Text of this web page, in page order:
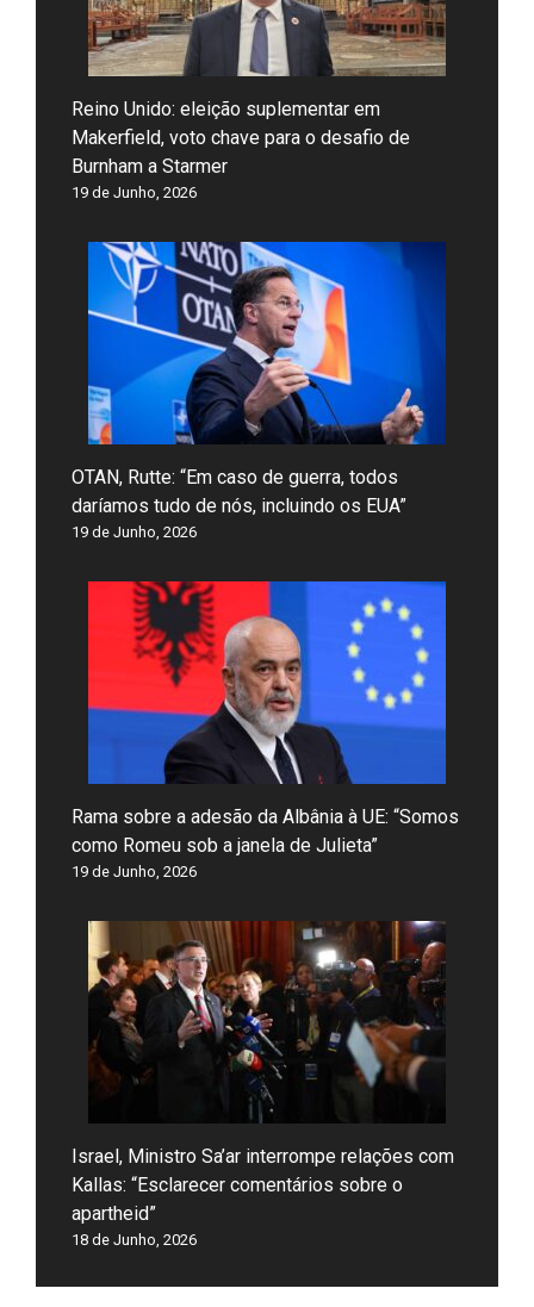
Reino Unido: eleição suplementar em
Makerfield, voto chave para o desafio de
Burnham a Starmer
19 de Junho, 2026
OTAN, Rutte: “Em caso de guerra, todos
daríamos tudo de nós, incluindo os EUA”
19 de Junho, 2026
Rama sobre a adesão da Albânia à UE: “Somos
como Romeu sob a janela de Julieta”
19 de Junho, 2026
Israel, Ministro Sa’ar interrompe relações com
Kallas: “Esclarecer comentários sobre o
apartheid”
18 de Junho, 2026